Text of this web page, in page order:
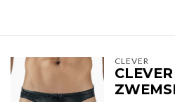
CLEVER